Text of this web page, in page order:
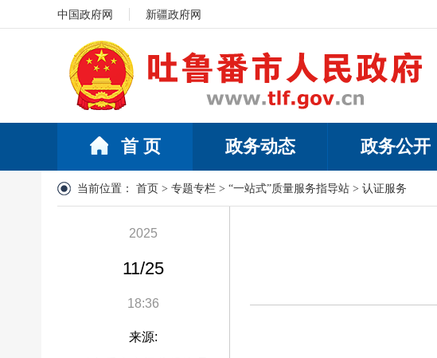
中国政府网 新疆政府网
首 页 政务动态 政务公开
当前位置： 首页 > 专题专栏 > “一站式”质量服务指导站 > 认证服务
2025
11/25
18:36
来源: